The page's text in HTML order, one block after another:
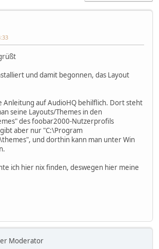
und damit begonnen, das Layout
Anleitung auf AudioHQ behilflich. Dort steht
seine Layouts/Themes in den
des foobar2000-Nutzerprofils
aber nur "C:\Program
und dorthin kann man unter Win
ich hier nix finden, deswegen hier meine
Moderator